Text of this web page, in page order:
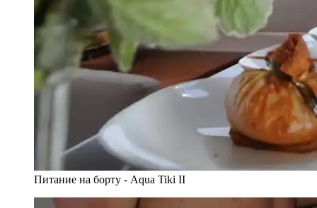
Питание на борту - Aqua Tiki II